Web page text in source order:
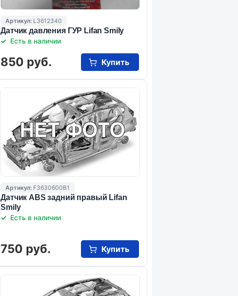
Артикул: L3612340
Датчик давления ГУР Lifan Smily
Есть в наличии
850 руб. Купить
Артикул: F3630600B1
Датчик ABS задний правый Lifan
Smily
Есть в наличии
750 руб. Купить